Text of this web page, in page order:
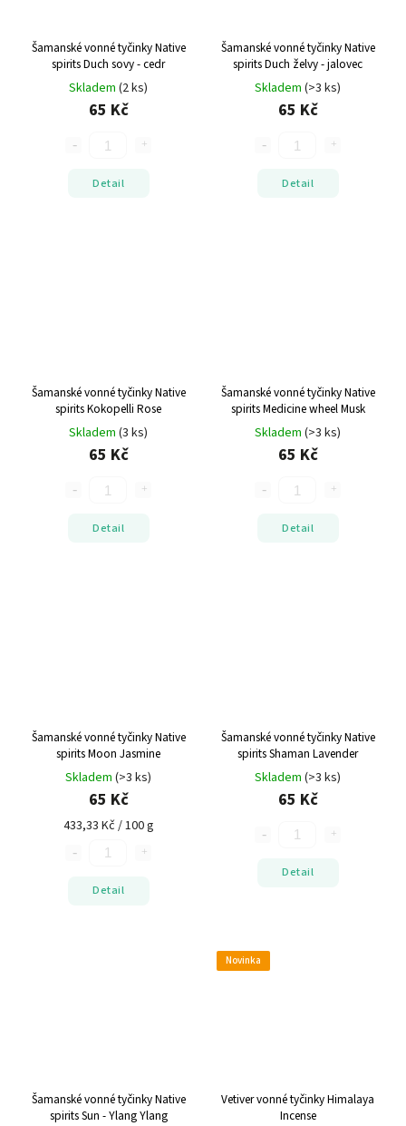
Šamanské vonné tyčinky Native
spirits Duch sovy - cedr
Skladem (2 ks)
65 Kč
Detail
Šamanské vonné tyčinky Native
spirits Duch želvy - jalovec
Skladem (>3 ks)
65 Kč
Detail
Šamanské vonné tyčinky Native
spirits Kokopelli Rose
Skladem (3 ks)
65 Kč
Detail
Šamanské vonné tyčinky Native
spirits Medicine wheel Musk
Skladem (>3 ks)
65 Kč
Detail
Šamanské vonné tyčinky Native
spirits Moon Jasmine
Skladem (>3 ks)
65 Kč
433,33 Kč / 100 g
Detail
Šamanské vonné tyčinky Native
spirits Shaman Lavender
Skladem (>3 ks)
65 Kč
Detail
Šamanské vonné tyčinky Native
spirits Sun - Ylang Ylang
Novinka
Vetiver vonné tyčinky Himalaya
Incense